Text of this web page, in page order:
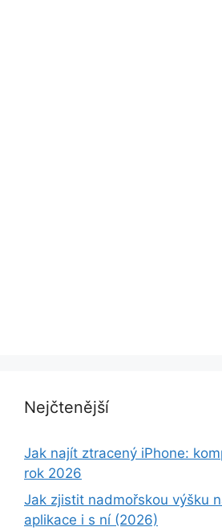
Nejčtenější
Jak najít ztracený iPhone:
rok 2026
Jak zjistit nadmořskou výšku
aplikace i s ní (2026)